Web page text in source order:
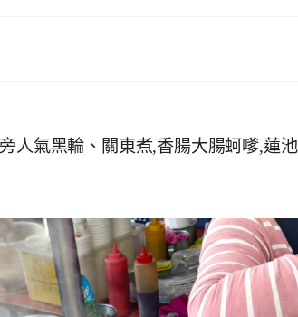
人氣黑輪、關東煮,香腸大腸蚵嗲,蓮